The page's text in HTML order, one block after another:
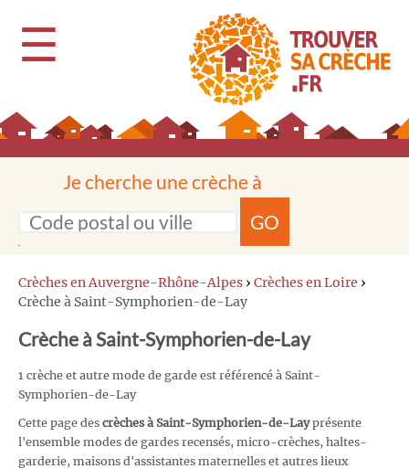
☰
Je cherche une crèche à
GO
Crèches en Auvergne-Rhône-Alpes › Crèches en Loire ›
Crèche à Saint-Symphorien-de-Lay
Crèche à Saint-Symphorien-de-Lay
1 crèche et autre mode de garde est référencé à Saint-
Symphorien-de-Lay
Cette page des crèches à Saint-Symphorien-de-Layprésente
l'ensemble modes de gardes recensés, micro-crèches, haltes-
garderie, maisons d'assistantes maternelles et autres lieux